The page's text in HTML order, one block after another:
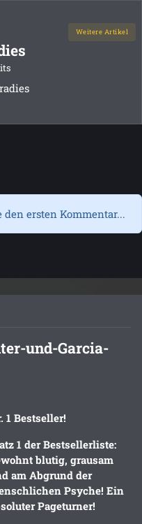
Weitere Artikel
ersten Kommentar...
und-Garcia-
1 Bestseller!
1 der Bestsellerliste:
blutig, grausam
am Abgrund der
Psyche! Ein
Pageturner!